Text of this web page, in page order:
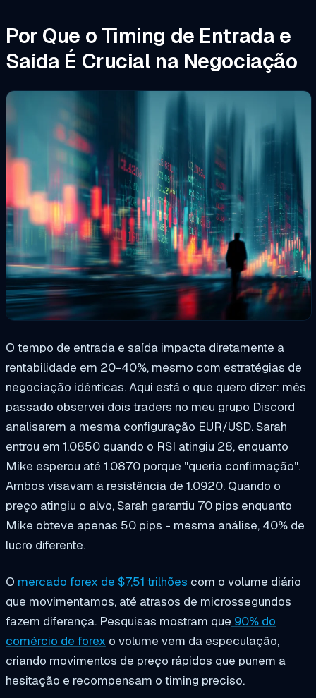
Por Que o Timing de Entrada e
Saída É Crucial na Negociação
O tempo de entrada e saída impacta diretamente a
rentabilidade em 20-40%, mesmo com estratégias de
negociação idênticas. Aqui está o que quero dizer: mês
passado observei dois traders no meu grupo Discord
analisarem a mesma configuração EUR/USD. Sarah
entrou em 1.0850 quando o RSI atingiu 28, enquanto
Mike esperou até 1.0870 porque "queria confirmação".
Ambos visavam a resistência de 1.0920. Quando o
preço atingiu o alvo, Sarah garantiu 70 pips enquanto
Mike obteve apenas 50 pips - mesma análise, 40% de
lucro diferente.
O mercado forex de $7,51 trilhões com o volume diário
que movimentamos, até atrasos de microssegundos
fazem diferença. Pesquisas mostram que 90% do
comércio de forex o volume vem da especulação,
criando movimentos de preço rápidos que punem a
hesitação e recompensam o timing preciso.